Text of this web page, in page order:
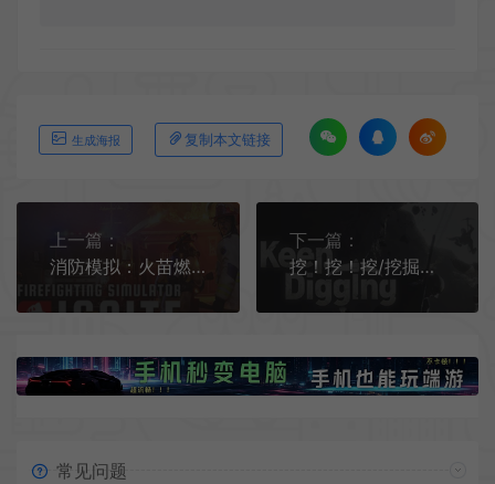
生成海报 复制本文链接
上一篇：
消防模拟：火苗燃动 / Firefighting Simulator Ignite 救援模拟游戏
下一篇：
挖！挖！挖/挖掘寻宝‌模拟游戏 Keep Digging 下载
常见问题